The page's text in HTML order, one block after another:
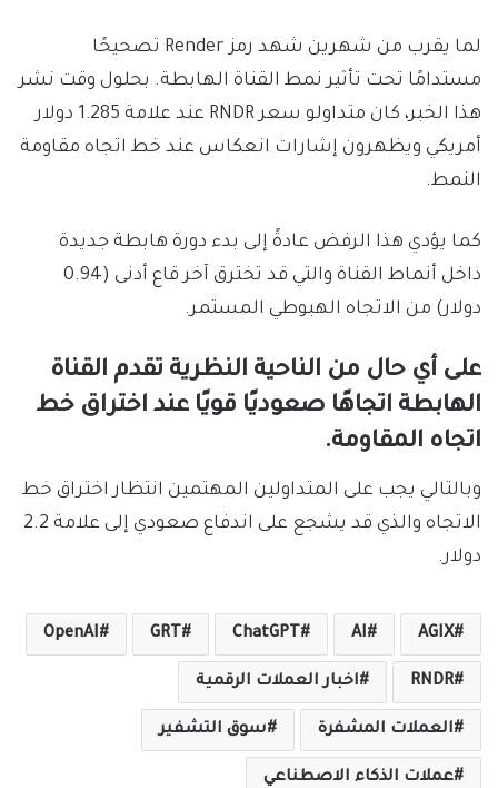
لما يقرب من شهرين شهد رمز Render تصحيحًا
مستدامًا تحت تأثير نمط القناة الهابطة. بحلول وقت نشر
هذا الخبر، كان متداولو سعر RNDR عند علامة 1.285 دولار
أمريكي ويظهرون إشارات انعكاس عند خط اتجاه مقاومة
النمط.
كما يؤدي هذا الرفض عادةً إلى بدء دورة هابطة جديدة
داخل أنماط القناة والتي قد تخترق آخر قاع أدنى (0.94
دولار) من الاتجاه الهبوطي المستمر.
على أي حال من الناحية النظرية تقدم القناة
الهابطة اتجاهًا صعوديًا قويًا عند اختراق خط
اتجاه المقاومة.
وبالتالي يجب على المتداولين المهتمين انتظار اختراق خط
الاتجاه والذي قد يشجع على اندفاع صعودي إلى علامة 2.2
دولار.
AGIX
AI
ChatGPT
GRT
OpenAI
RNDR اخبار العملات الرقمية
العملات المشفرة سوق التشفير
عملات الذكاء الاصطناعي